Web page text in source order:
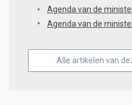
Agenda van de
Agenda van de
Alle artikelen van